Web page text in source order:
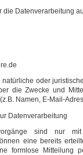
die Datenverarbeitung
oder
die Zwecke und
Namen, E-Mail-
Datenverarbeitung
sind nur
eine bereits
formlose Mitteilung